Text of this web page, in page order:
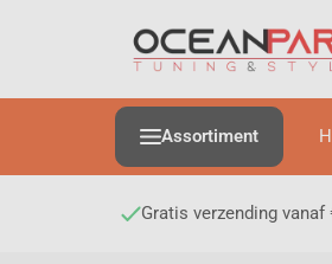
Assortiment
Gratis verzending vanaf